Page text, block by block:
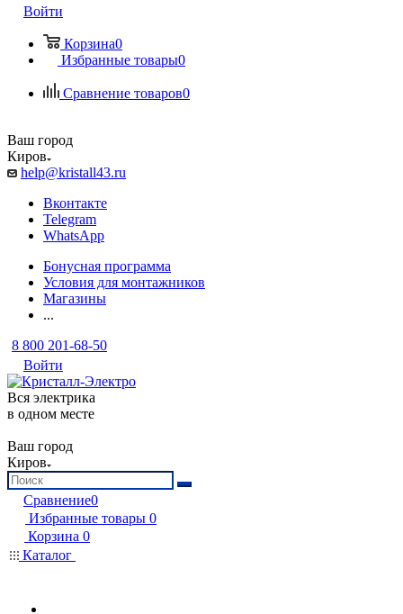
Войти
Корзина0
Избранные товары0
Сравнение товаров0
Ваш город
Киров
help@kristall43.ru
Вконтакте
Telegram
WhatsApp
Бонусная программа
Условия для монтажников
Магазины
...
8 800 201-68-50
Войти
Вся электрика
в одном месте
Ваш город
Киров
Сравнение0
Избранные товары 0
Корзина 0
Каталог